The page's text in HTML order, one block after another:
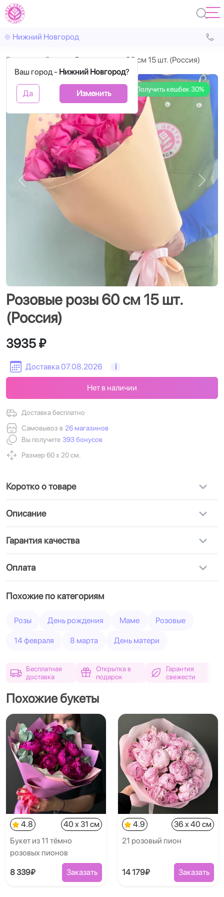
Нижний Новгород
Ваш город - Нижний Новгород?
Да Изменить
Главная Розы Розовые розы 60 см 15 шт. (Россия)
Получить кешбек 30%
Назад
Розовые розы 60 см 15 шт.
(Россия)
Доставка 07.08.2026 i
3935 ₽
Доставка бесплатно
Самовывоз в 26 магазинов
Вы получите 393 бонусов
Размер 60 х 20 см.
Нет в наличии
Коротко о товаре
Описание
Гарантия качества
Оплата
Похожие по категориям
Розы День рождения Маме Розовые
14 февраля 8 марта День матери
Бесплатная
доставка
Открытка в
подарок
Гарантия
свежести
Похожие букеты
4.8
40 x 31 см
Букет из 11 тёмно
розовых пионов
8 339₽ Заказать
4.9
36 x 40 см
21 розовый пион
14 179₽ Заказать